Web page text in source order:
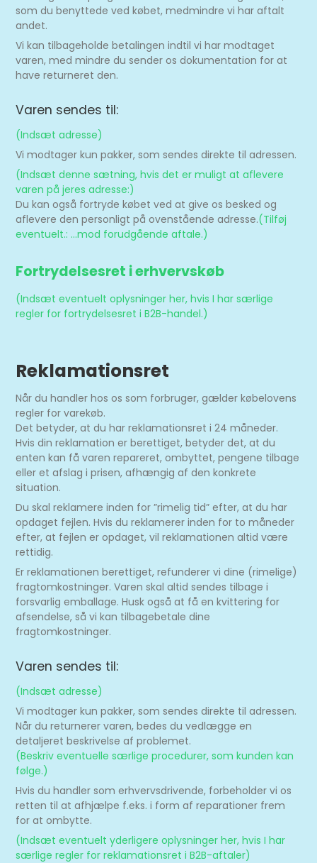
som du benyttede ved købet, medmindre vi har aftalt
andet.
Vi kan tilbageholde betalingen indtil vi har modtaget
varen, med mindre du sender os dokumentation for at
have returneret den.
Varen sendes til:
(Indsæt adresse)
Vi modtager kun pakker, som sendes direkte til adressen.
(Indsæt denne sætning, hvis det er muligt at aflevere
varen på jeres adresse:)
Du kan også fortryde købet ved at give os besked og
aflevere den personligt på ovenstående adresse.(Tilføj
eventuelt.: ...mod forudgående aftale.)
Fortrydelsesret i erhvervskøb
(Indsæt eventuelt oplysninger her, hvis I har særlige
regler for fortrydelsesret i B2B-handel.)
Reklamationsret
Når du handler hos os som forbruger, gælder købelovens
regler for varekøb.
Det betyder, at du har reklamationsret i 24 måneder.
Hvis din reklamation er berettiget, betyder det, at du
enten kan få varen repareret, ombyttet, pengene tilbage
eller et afslag i prisen, afhængig af den konkrete
situation.
Du skal reklamere inden for ”rimelig tid” efter, at du har
opdaget fejlen. Hvis du reklamerer inden for to måneder
efter, at fejlen er opdaget, vil reklamationen altid være
rettidig.
Er reklamationen berettiget, refunderer vi dine (rimelige)
fragtomkostninger. Varen skal altid sendes tilbage i
forsvarlig emballage. Husk også at få en kvittering for
afsendelse, så vi kan tilbagebetale dine
fragtomkostninger.
Varen sendes til:
(Indsæt adresse)
Vi modtager kun pakker, som sendes direkte til adressen.
Når du returnerer varen, bedes du vedlægge en
detaljeret beskrivelse af problemet.
(Beskriv eventuelle særlige procedurer, som kunden kan
følge.)
Hvis du handler som erhvervsdrivende, forbeholder vi os
retten til at afhjælpe f.eks. i form af reparationer frem
for at ombytte.
(Indsæt eventuelt yderligere oplysninger her, hvis I har
særlige regler for reklamationsret i B2B-aftaler)